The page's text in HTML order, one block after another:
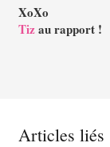
XoXo
Tizau rapport !
Articles liés